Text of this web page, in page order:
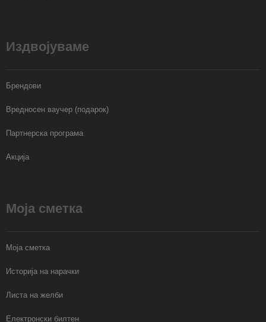
Издвојуваме
Брендови
Вредносен ваучер (подарок)
Партнерска програма
Акција
Моја сметка
Моја сметка
Историја на нарачки
Листа на желби
Електронски билтен